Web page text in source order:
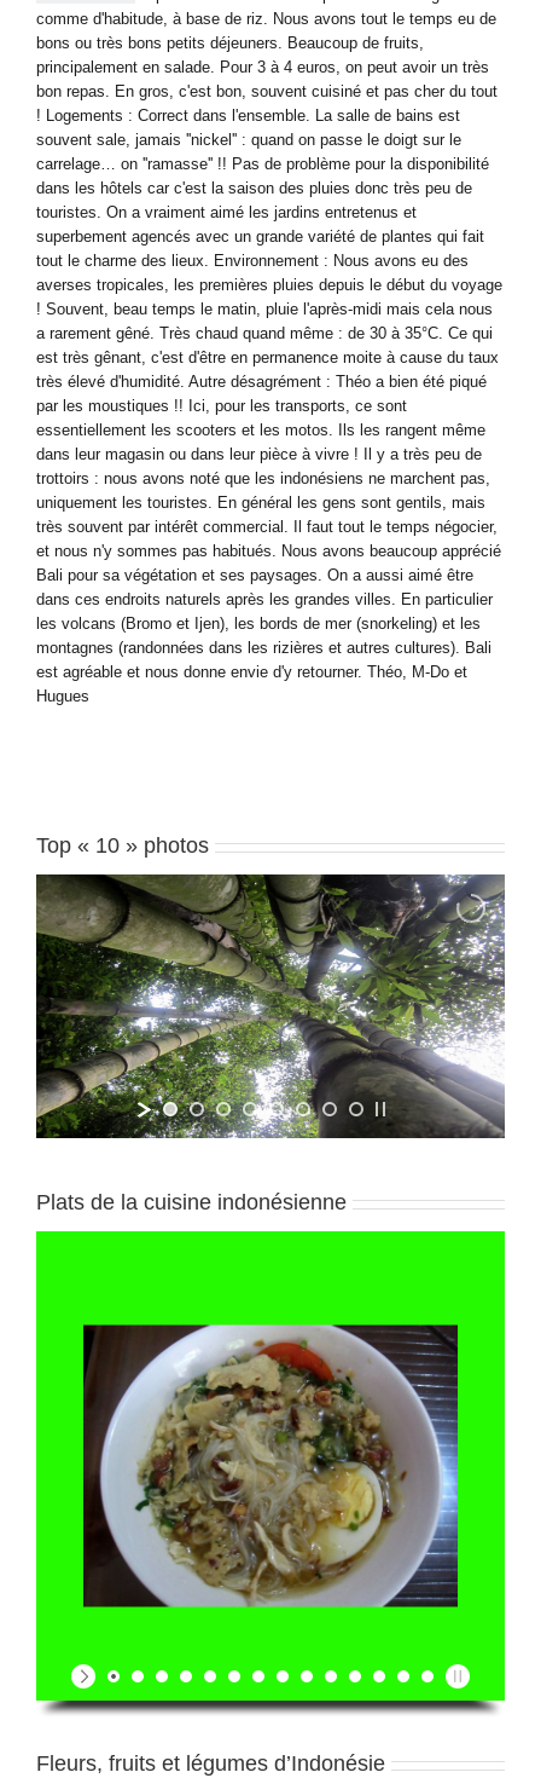
comme d'habitude, à base de riz. Nous avons tout le temps eu de
bons ou très bons petits déjeuners. Beaucoup de fruits,
principalement en salade. Pour 3 à 4 euros, on peut avoir un très
bon repas. En gros, c'est bon, souvent cuisiné et pas cher du tout
! Logements : Correct dans l'ensemble. La salle de bains est
souvent sale, jamais ''nickel'' : quand on passe le doigt sur le
carrelage… on ''ramasse'' !! Pas de problème pour la disponibilité
dans les hôtels car c'est la saison des pluies donc très peu de
touristes. On a vraiment aimé les jardins entretenus et
superbement agencés avec un grande variété de plantes qui fait
tout le charme des lieux. Environnement : Nous avons eu des
averses tropicales, les premières pluies depuis le début du voyage
! Souvent, beau temps le matin, pluie l'après-midi mais cela nous
a rarement gêné. Très chaud quand même : de 30 à 35°C. Ce qui
est très gênant, c'est d'être en permanence moite à cause du taux
très élevé d'humidité. Autre désagrément : Théo a bien été piqué
par les moustiques !! Ici, pour les transports, ce sont
essentiellement les scooters et les motos. Ils les rangent même
dans leur magasin ou dans leur pièce à vivre ! Il y a très peu de
trottoirs : nous avons noté que les indonésiens ne marchent pas,
uniquement les touristes. En général les gens sont gentils, mais
très souvent par intérêt commercial. Il faut tout le temps négocier,
et nous n'y sommes pas habitués. Nous avons beaucoup apprécié
Bali pour sa végétation et ses paysages. On a aussi aimé être
dans ces endroits naturels après les grandes villes. En particulier
les volcans (Bromo et Ijen), les bords de mer (snorkeling) et les
montagnes (randonnées dans les rizières et autres cultures). Bali
est agréable et nous donne envie d'y retourner. Théo, M-Do et
Hugues
Top « 10 » photos
Plats de la cuisine indonésienne
Fleurs, fruits et légumes d’Indonésie